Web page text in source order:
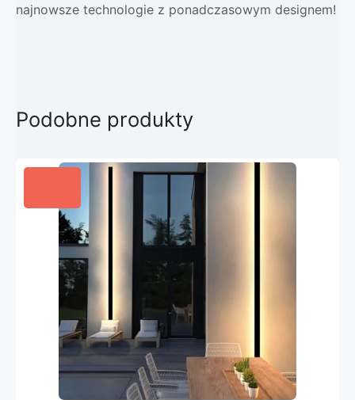
najnowsze technologie z ponadczasowym designem!
Podobne produkty